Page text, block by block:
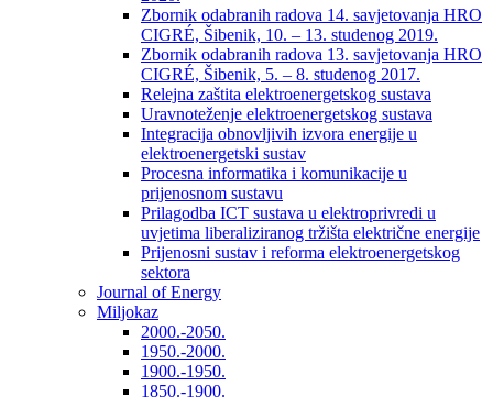
Zbornik odabranih radova 14. savjetovanja HRO
CIGRÉ, Šibenik, 10. – 13. studenog 2019.
Zbornik odabranih radova 13. savjetovanja HRO
CIGRÉ, Šibenik, 5. – 8. studenog 2017.
Relejna zaštita elektroenergetskog sustava
Uravnoteženje elektroenergetskog sustava
Integracija obnovljivih izvora energije u
elektroenergetski sustav
Procesna informatika i komunikacije u
prijenosnom sustavu
Prilagodba ICT sustava u elektroprivredi u
uvjetima liberaliziranog tržišta električne energije
Prijenosni sustav i reforma elektroenergetskog
sektora
Journal of Energy
Miljokaz
2000.-2050.
1950.-2000.
1900.-1950.
1850.-1900.